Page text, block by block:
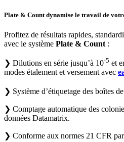
Plate & Count dynamise le travail de
Profitez de résultats rapides,
avec le système Plate & Count :
❯ Dilutions en série jusqu’à 10-5 et
modes étalement et versement avec
❯ Système d’étiquetage des boîtes
❯ Comptage automatique des
données Datamatrix.
❯ Conforme aux normes 21 CFR